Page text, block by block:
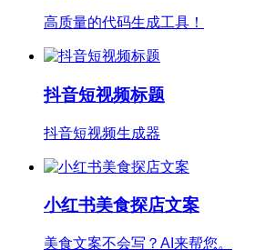
高质量的代码生成工具！
抖音短视频标题
抖音短视频生成器
小红书美食探店文案
美食文案不会写？AI来帮您。